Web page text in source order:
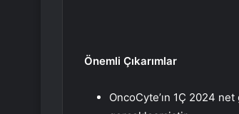
Önemli Çıkarımlar
OncoCyte’ın 1Ç 2024